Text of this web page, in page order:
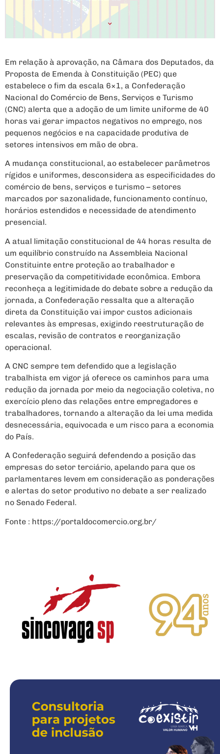
Em relação à aprovação, na Câmara dos Deputados, da
Proposta de Emenda à Constituição (PEC) que
estabelece o fim da escala 6×1, a Confederação
Nacional do Comércio de Bens, Serviços e Turismo
(CNC) alerta que a adoção de um limite uniforme de 40
horas vai gerar impactos negativos no emprego, nos
pequenos negócios e na capacidade produtiva de
setores intensivos em mão de obra.
A mudança constitucional, ao estabelecer parâmetros
rígidos e uniformes, desconsidera as especificidades do
comércio de bens, serviços e turismo – setores
marcados por sazonalidade, funcionamento contínuo,
horários estendidos e necessidade de atendimento
presencial.
A atual limitação constitucional de 44 horas resulta de
um equilíbrio construído na Assembleia Nacional
Constituinte entre proteção ao trabalhador e
preservação da competitividade econômica. Embora
reconheça a legitimidade do debate sobre a redução da
jornada, a Confederação ressalta que a alteração
direta da Constituição vai impor custos adicionais
relevantes às empresas, exigindo reestruturação de
escalas, revisão de contratos e reorganização
operacional.
A CNC sempre tem defendido que a legislação
trabalhista em vigor já oferece os caminhos para uma
redução da jornada por meio da negociação coletiva, no
exercício pleno das relações entre empregadores e
trabalhadores, tornando a alteração da lei uma medida
desnecessária, equivocada e um risco para a economia
do País.
A Confederação seguirá defendendo a posição das
empresas do setor terciário, apelando para que os
parlamentares levem em consideração as ponderações
e alertas do setor produtivo no debate a ser realizado
no Senado Federal.
Fonte : https://portaldocomercio.org.br/